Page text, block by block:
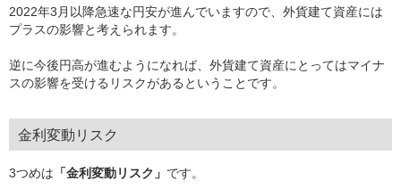
2022年3月以降急速な円安が進んでいますので、外貨建て資産には
プラスの影響と考えられます。
逆に今後円高が進むようになれば、外貨建て資産にとってはマイナ
スの影響を受けるリスクがあるということです。
金利変動リスク
3つめは 「金利変動リスク」 です。